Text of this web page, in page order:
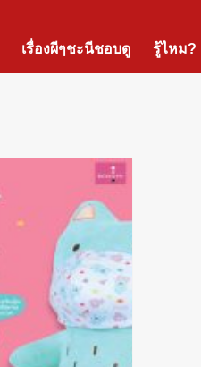
เรื่องผีๆชะนีชอบดู รู้ไหม?